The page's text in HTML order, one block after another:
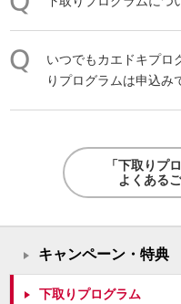
いつでもカエドキプロ
り プログラムは申込み
「下取りプ
よくある
キャンペーン・特典
下取りプログラム